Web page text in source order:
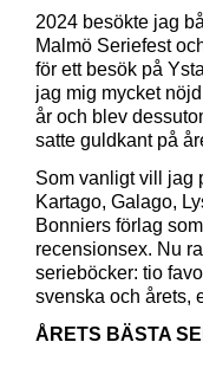
2024 besökte jag
Malmö Seriefest
för ett besök på
jag mig mycket
år och blev
satte guldkant på
Som vanligt vill jag
Kartago, Galago,
Bonniers förlag
recensionsex. Nu
serieböcker: tio
svenska och årets,
ÅRETS BÄSTA